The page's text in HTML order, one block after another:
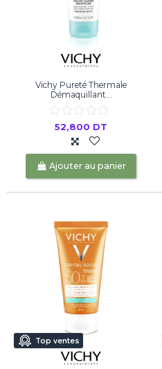
Vichy Pureté Thermale
Démaquillant...
52,800 DT
Ajouter au panier
Top ventes